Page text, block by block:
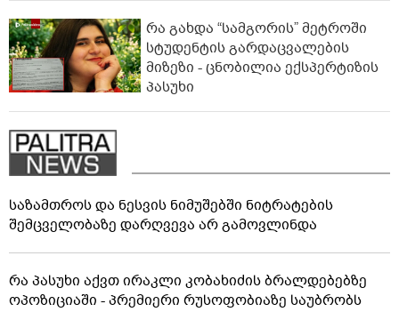
რა გახდა “სამგორის” მეტროში
სტუდენტის გარდაცვალების
მიზეზი - ცნობილია ექსპერტიზის
პასუხი
საზამთროს და ნესვის ნიმუშებში ნიტრატების
შემცველობაზე დარღვევა არ გამოვლინდა
რა პასუხი აქვთ ირაკლი კობახიძის ბრალდებებზე
ოპოზიციაში - პრემიერი რუსოფობიაზე საუბრობს